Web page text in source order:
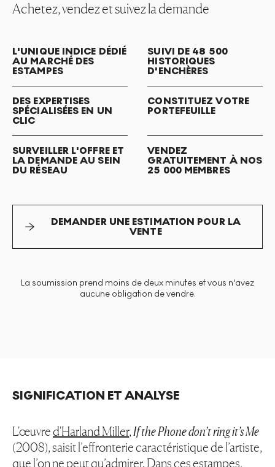
Achetez, vendez et suivez la demande
L'UNIQUE INDICE DÉDIÉ
AU MARCHÉ DES
ESTAMPES
SUIVI DE 48 500
HISTORIQUES
D'ENCHÈRES
DES EXPERTISES
SPÉCIALISÉES EN UN
CLIC
CONSTITUEZ VOTRE
PORTEFEUILLE
SURVEILLER L'OFFRE ET
LA DEMANDE AU SEIN
DU RÉSEAU
VENDEZ
GRATUITEMENT À NOS
25 000 MEMBRES
DEMANDER UNE ESTIMATION POUR LA
VENTE
La soumission prend moins de deux minutes et vous n'avez
aucune obligation de vendre.
SIGNIFICATION ET ANALYSE
L'œuvred'Harland Miller,If the Phone don’t ring it’s Me
(2008), saisit l’effronterie caractéristique de l’artiste,
que l’on ne peut qu’admirer. Dans cesestampes,